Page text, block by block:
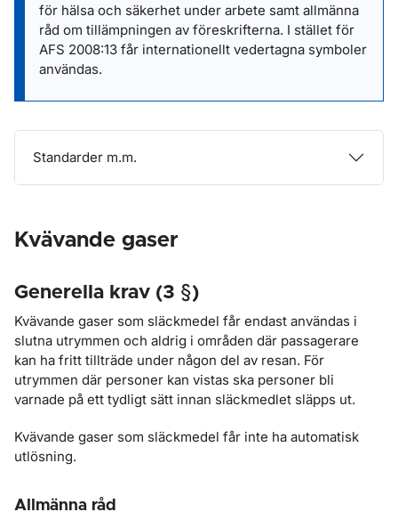
för hälsa och säkerhet under arbete samt allmänna
råd om tillämpningen av föreskrifterna. I stället för
AFS 2008:13 får internationellt vedertagna symboler
användas.
Standarder m.m.
Kvävande gaser
Generella krav (3 §)
Kvävande gaser som släckmedel får endast användas i
slutna utrymmen och aldrig i områden där passagerare
kan ha fritt tillträde under någon del av resan. För
utrymmen där personer kan vistas ska personer bli
varnade på ett tydligt sätt innan släckmedlet släpps ut.
Kvävande gaser som släckmedel får inte ha automatisk
utlösning.
Allmänna råd